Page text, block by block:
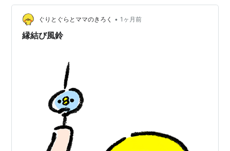
く感じられます。 色鮮やかでとてもキレイです。 拝殿横
にも風鈴が下げられています。 大鳥居の方から来ると、
そこには沢山の風車が下げられていて、風が通るとクル
ぐりとぐらとママのきろく • 1ヶ月前
縁結び風鈴